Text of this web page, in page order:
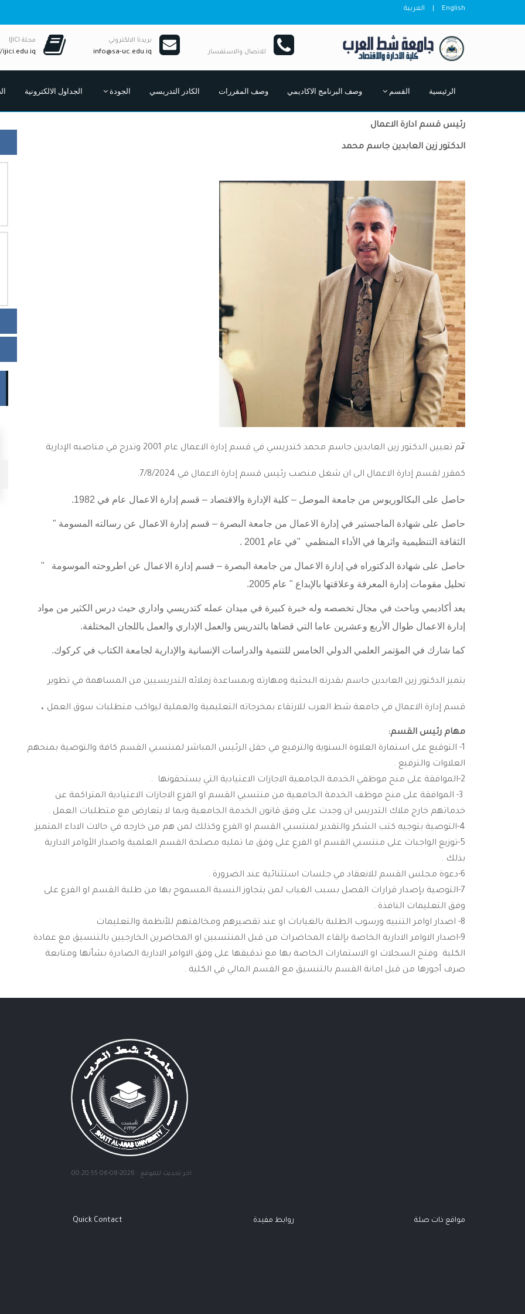
English العربية
للاتصال والاستفسار
بريدنا الالكتروني
info@sa-uc.edu.iq
مجلة IJICI
ijici.edu.iq
الرئيسية القسم وصف البرنامج الاكاديمي وصف المقررات الكادر التدريسي الجودة الجداول الالكترونية
رئيس قسم ادارة الاعمال
الدكتور زين العابدين جاسم محمد
ت م تعيين الدكتور زين العابدين جاسم محمد كتدريسي في قسم إدارة الاعمال عام 2001 وتدرج في مناصبه الإدارية
كمقرر لقسم إدارة الاعمال الى ان شغل منصب رئيس قسم إدارة الاعمال في 7/8/2024.
حاصل على البكالوريوس من جامعة الموصل – كلية الإدارة والاقتصاد – قسم إدارة الاعمال عام في 1982.
حاصل على شهادة الماجستير في إدارة الاعمال من جامعة البصرة – قسم إدارة الاعمال عن رسالته المسومة "
الثقافة التنظيمية واثرها في الأداء المنظمي "في عام 2001 .
حاصل على شهادة الدكتوراه في إدارة الاعمال من جامعة البصرة – قسم إدارة الاعمال عن اطروحته الموسومة "
تحليل مقومات إدارة المعرفة وعلاقتها بالإبداع " عام 2005.
يعد أكاديمي وباحث في مجال تخصصه وله خبرة كبيرة في ميدان عمله كتدريسي واداري حيث درس الكثير من مواد
إدارة الاعمال طوال الأربع وعشرين عاما التي قضاها بالتدريس والعمل الإداري والعمل باللجان المختلفة.
كما شارك في المؤتمر العلمي الدولي الخامس للتنمية والدراسات الإنسانية والإدارية لجامعة الكتاب في كركوك.
يتميز الدكتور زين العابدين جاسم بقدرته البحثية ومهارته وبمساعدة زملائه التدريسيين من المساهمة في تطوير
قسم إدارة الاعمال في جامعة شط العرب للارتقاء بمخرجاته التعليمية والعملية ليواكب متطلبات سوق العمل .
مهام رئيس القسم:
1- التوقيع على استمارة العلاوة السنوية والترفيع في حقل الرئيس المباشر لمنتسبي القسم كافة والتوصية بمنحهم
العلاوات والترفيع .
2-الموافقة على منح موظفي الخدمة الجامعية الاجازات الاعتيادية التي يستحقونها .
3- الموافقة على منح موظف الخدمة الجامعية من منتسبي القسم او الفرع الاجازات الاعتيادية المتراكمة عن
خدماتهم خارج ملاك التدريس ان وجدت على وفق قانون الخدمة الجامعية وبما لا يتعارض مع متطلبات العمل .
4-التوصية بتوجيه كتب الشكر والتقدير لمنتسبي القسم او الفرع وكذلك لمن هم من خارجه في حالات الاداء المتميز.
5-توزيع الواجبات على منتسبي القسم او الفرع على وفق ما تمليه مصلحة القسم العلمية واصدار الأوامر الادارية
بذلك .
6-دعوة مجلس القسم للانعقاد في جلسات استثنائية عند الضرورة .
7-التوصية بإصدار قرارات الفصل بسبب الغياب لمن يتجاوز النسبة المسموح بها من طلبة القسم او الفرع على
وفق التعليمات النافذة .
8- اصدار اوامر التنبيه ورسوب الطلبة بالغيابات او عند تقصيرهم ومخالفتهم للأنظمة والتعليمات
9-اصدار الاوامر الادارية الخاصة بإلقاء المحاضرات من قبل المنتسبين او المحاضرين الخارجيين بالتنسيق مع عمادة
الكلية وفتح السجلات او الاستمارات الخاصة بها مع تدقيقها على وفق الاوامر الادارية الصادرة بشأنها ومتابعة
صرف أجورها من قبل امانة القسم بالتنسيق مع القسم المالي في الكلية .
اخر تحديث للموقع : 2026-08-06 00:20:55
مواقع ذات صلة روابط مفيدة Quick Contact